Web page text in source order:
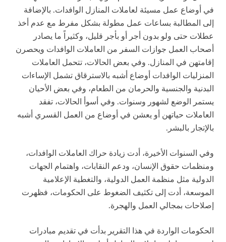
في أوضاع عمل مسيئة لعاملات المنازل الوافدات. بالإضافة
إلى المطالبة بساعات عمل مطولة بشكل مفرط مع عدم أخذ
عطلات حتى ولو بدون أجر أو بأجر قليل، وكثيراً ما يصادر
أصحاب العمل جوازات السفر من العاملات الوافدات ويحصرن
إقامتهن في المنازل. وفي بعض الحالات، تتحمل العاملات
المنزليات الوافدات أوضاع أشبه بالاسترقاق تشمل الإساءات
البدنية والجنسية والحرمان من الطعام، وفي بعض الأحيان
يستمر الوضع لشهور وسنوات. وفي أسوأ الحالات، تفقد
العاملات حياتهن أو يعشن في أوضاع من العمل القسري أشبه
بالإتجار بالبشر.
وفي السنوات الأخيرة، أدت زيادة حراك العاملات الوافدات،
ومنظمات حقوق الإنسان، ودعم النقابات، واهتمام الجهات
الدولية مثل منظمة العمل الدولية، والتغطية الإعلامية
الموسعة، أدت إلى تكثيف الضغوط على الحكومات، فظهرت
إصلاحات بمجالي العمل والهجرة.
الحكومات الواردة في هذا التقرير بدأت في تقديم مبادرات